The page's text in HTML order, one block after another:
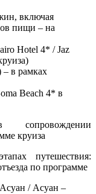
включая
пищи – на
Hotel 4* / Jaz
– в рамках
Beach 4* в
сопровождении
круиза
путешествия:
по программе
/ Асуан –